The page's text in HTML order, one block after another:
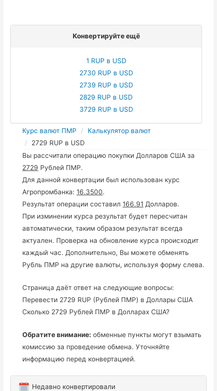
Конвертируйте ещё
1 RUP в USD
2730 RUP в USD
2739 RUP в USD
2829 RUP в USD
3729 RUP в USD
Курс валют ПМР
Калькулятор валют
2729 RUP в USD
Вы рассчитали операцию покупки Долларов США за
2729 Рублей ПМР.
Для данной конвертации был использован курс
Агропромбанка:16.3500.
Результат операции составил166.91 Долларов.
При изминении курса результат будет пересчитан
автоматически, таким образом результат всегда
актуален. Проверка на обновление курса происходит
каждый час. Дополнительно, Вы можете обменять
Рубль ПМР на другие валюты, используя форму слева.
Страница даёт ответ на следующие вопросы:
Перевести 2729 RUP (Рублей ПМР) в Доллары США
Сколько 2729 Рублей ПМР в Долларах США?
Обратите внимание: обменные пункты могут взымать
комиссию за проведение обмена. Уточняйте
информацию перед конвертацией.
Недавно конвертировали